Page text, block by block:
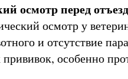
осмотр перед
осмотр у
и отсутствие
особенно